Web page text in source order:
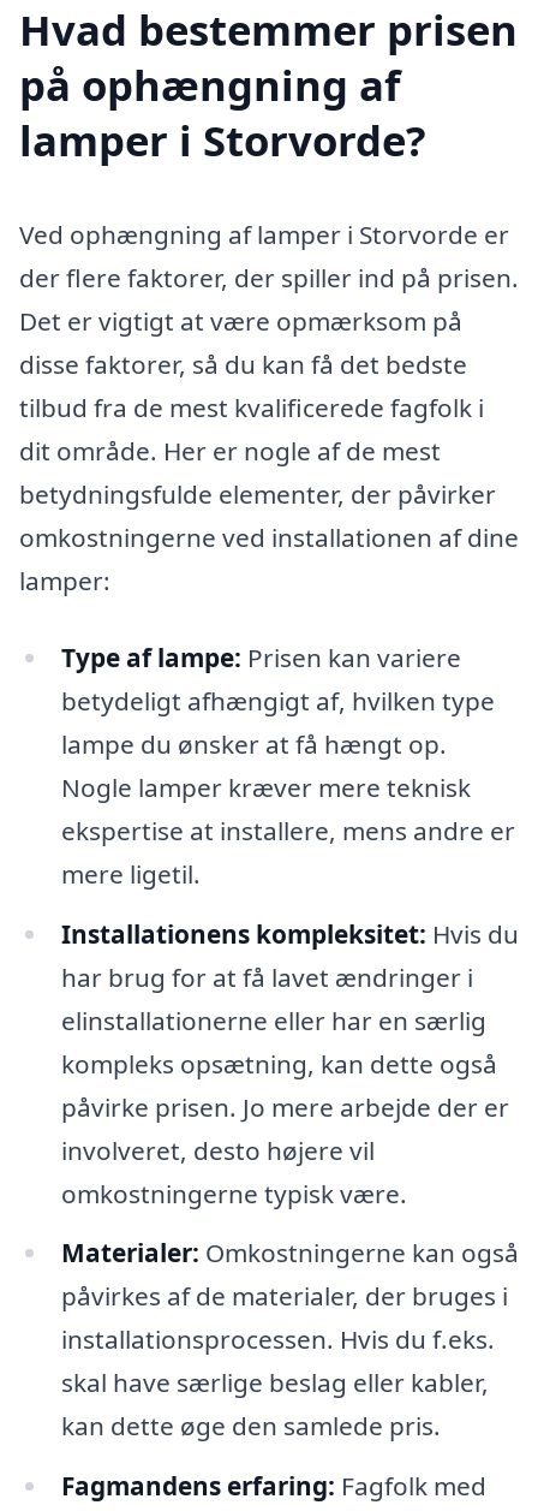
Hvad bestemmer prisen
på ophængning af
lamper i Storvorde?
Ved ophængning af lamper i Storvorde er
der flere faktorer, der spiller ind på prisen.
Det er vigtigt at være opmærksom på
disse faktorer, så du kan få det bedste
tilbud fra de mest kvalificerede fagfolk i
dit område. Her er nogle af de mest
betydningsfulde elementer, der påvirker
omkostningerne ved installationen af dine
lamper:
Type af lampe: Prisen kan variere
betydeligt afhængigt af, hvilken type
lampe du ønsker at få hængt op.
Nogle lamper kræver mere teknisk
ekspertise at installere, mens andre er
mere ligetil.
Installationens kompleksitet: Hvis du
har brug for at få lavet ændringer i
elinstallationerne eller har en særlig
kompleks opsætning, kan dette også
påvirke prisen. Jo mere arbejde der er
involveret, desto højere vil
omkostningerne typisk være.
Materialer: Omkostningerne kan også
påvirkes af de materialer, der bruges i
installationsprocessen. Hvis du f.eks.
skal have særlige beslag eller kabler,
kan dette øge den samlede pris.
Fagmandens erfaring: Fagfolk med